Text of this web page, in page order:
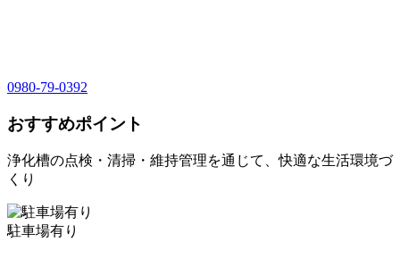
0980-79-0392
おすすめポイント
浄化槽の点検・清掃・維持管理を通じて、快適な生活環境づ
くり
駐車場有り